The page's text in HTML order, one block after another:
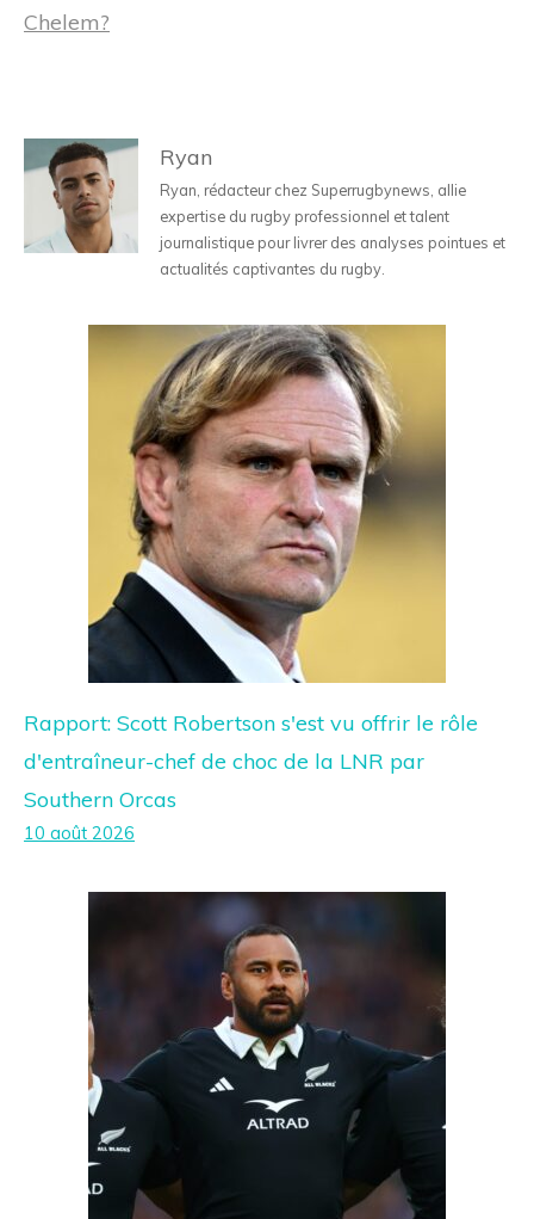
Chelem?
Ryan
Ryan, rédacteur chez Superrugbynews, allie
expertise du rugby professionnel et talent
journalistique pour livrer des analyses pointues et
actualités captivantes du rugby.
Rapport: Scott Robertson s'est vu offrir le rôle
d'entraîneur-chef de choc de la LNR par
Southern Orcas
10 août 2026